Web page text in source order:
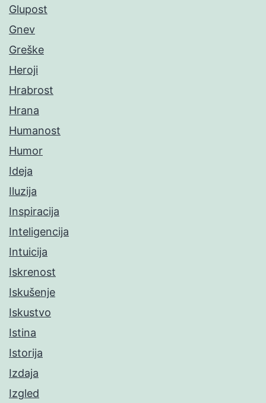
Glupost
Gnev
Greške
Heroji
Hrabrost
Hrana
Humanost
Humor
Ideja
Iluzija
Inspiracija
Inteligencija
Intuicija
Iskrenost
Iskušenje
Iskustvo
Istina
Istorija
Izdaja
Izgled